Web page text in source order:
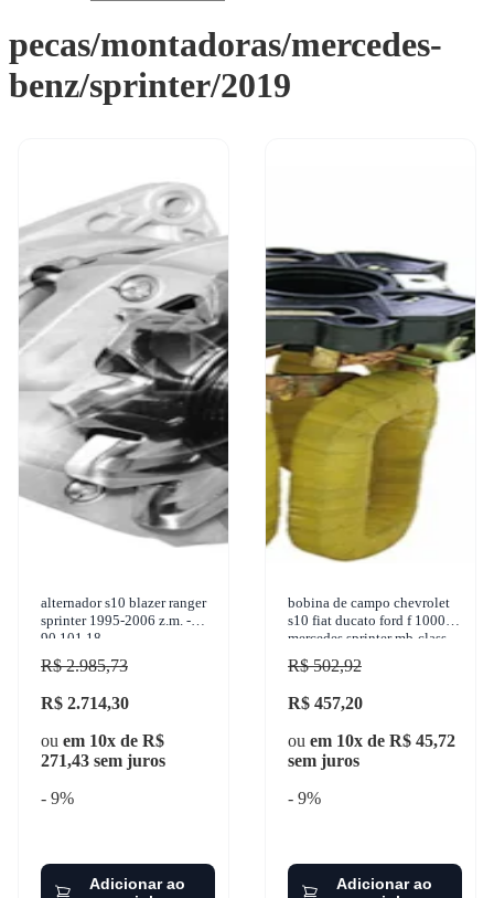
pecas/montadoras/mercedes-
benz/sprinter/2019
alternador s10 blazer ranger
sprinter 1995-2006 z.m. -
90.101.18
R$ 2.985,73
R$ 2.714,30
ou em 10x de R$
271,43 sem juros
- 9%
Adicionar ao
bobina de campo chevrolet
s10 fiat ducato ford f 1000
mercedes sprinter mb-class
1979-2015 cinap -
76513718
R$ 502,92
R$ 457,20
ou em 10x de R$ 45,72
sem juros
- 9%
Adicionar ao